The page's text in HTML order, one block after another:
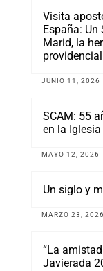
Visita
España: Un
Marid, la
providencial
JUNIO 11, 2026
SCAM: 55
en la
MAYO 12, 2026
Un siglo y
MARZO 23, 2026
“La
Javierada